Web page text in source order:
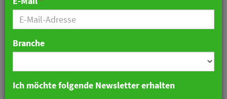
Chemotherapie
Branche
Ich möchte folgende Newsletter erhalten